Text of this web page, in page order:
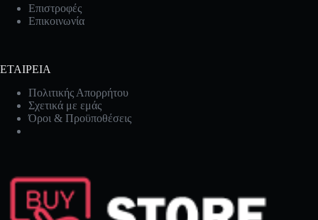
Επιστροφές
Επικοινωνία
ΕΤΑΙΡΕΙΑ
Πολιτικής Απορρήτου
Σχετικά με εμάς
Όροι & Προϋποθέσεις